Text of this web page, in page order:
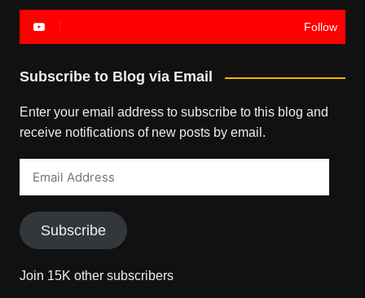
Follow
Subscribe to Blog via Email
Enter your email address to subscribe to this blog and
receive notifications of new posts by email.
Subscribe
Join 15K other subscribers